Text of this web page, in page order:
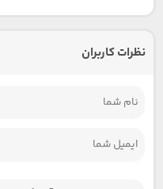
نظرات کاربران